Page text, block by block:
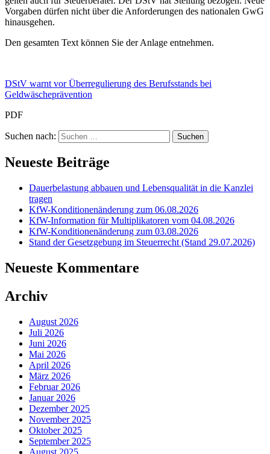
Vorgaben dürfen nicht über die Anforderungen des nationalen GwG
hinausgehen.
Den gesamten Text können Sie der Anlage entnehmen.
DStV warnt vor Überregulierung des Berufsstands bei
Geldwäscheprävention
PDF
Suchen nach:
Neueste Beiträge
Dauerbelastung abbauen und Lebensqualität in die Kanzlei
tragen
KfW-Konditionenänderung zum 06.08.2026
KfW-Information für Multiplikatoren vom 04.08.2026
KfW-Konditionenänderung zum 03.08.2026
Stand der Gesetzgebung im Steuerrecht (Stand 29.07.2026)
Neueste Kommentare
Archiv
August 2026
Juli 2026
Juni 2026
Mai 2026
April 2026
März 2026
Februar 2026
Januar 2026
Dezember 2025
November 2025
Oktober 2025
September 2025
August 2025